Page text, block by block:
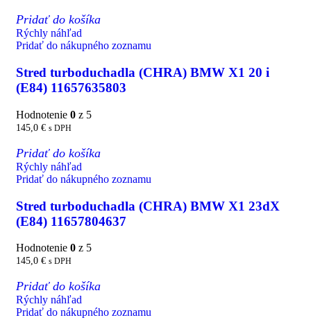
Pridať do košíka
Rýchly náhľad
Pridať do nákupného zoznamu
Stred turboduchadla (CHRA) BMW X1 20 i
(E84) 11657635803
Hodnotenie 0 z 5
145,0 € s DPH
Pridať do košíka
Rýchly náhľad
Pridať do nákupného zoznamu
Stred turboduchadla (CHRA) BMW X1 23dX
(E84) 11657804637
Hodnotenie 0 z 5
145,0 € s DPH
Pridať do košíka
Rýchly náhľad
Pridať do nákupného zoznamu